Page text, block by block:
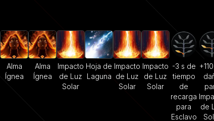
Alma
Ígnea
Alma
Ígnea
Impacto
de Luz
Solar
Hoja de
Laguna
Impacto
de Luz
Solar
Impacto
de Luz
Solar
-3 s de
tiempo
de
recarga
para
Esclavo
de